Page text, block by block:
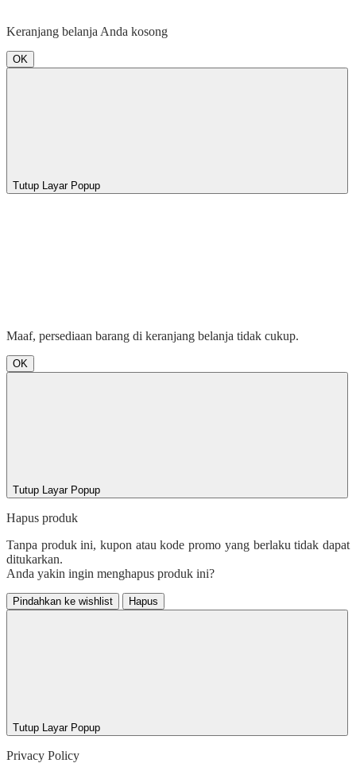
Keranjang belanja Anda kosong
OK
Tutup Layar Popup
Maaf, persediaan barang di keranjang belanja tidak cukup.
OK
Tutup Layar Popup
Hapus produk
Tanpa produk ini, kupon atau kode promo yang berlaku tidak dapat
ditukarkan.
Anda yakin ingin menghapus produk ini?
Pindahkan ke wishlist Hapus
Tutup Layar Popup
Privacy Policy